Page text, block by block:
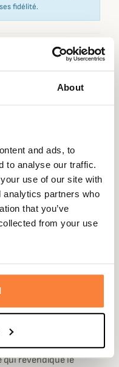
About
and ads, to
to analyse our traffic.
use of our site with
analytics partners who
that you’ve
from your use
fidélité.
Paiement en
3 fois dès 100
huilé Vintage
classique et élégant
pour un confort,
garniture Barbour
en métal à l'effigie
qui revendique le